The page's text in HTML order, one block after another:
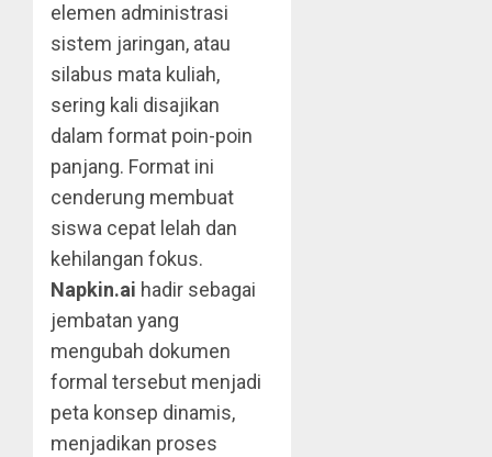
elemen administrasi
sistem jaringan, atau
silabus mata kuliah,
sering kali disajikan
dalam format poin-poin
panjang. Format ini
cenderung membuat
siswa cepat lelah dan
kehilangan fokus.
Napkin.ai hadir sebagai
jembatan yang
mengubah dokumen
formal tersebut menjadi
peta konsep dinamis,
menjadikan proses